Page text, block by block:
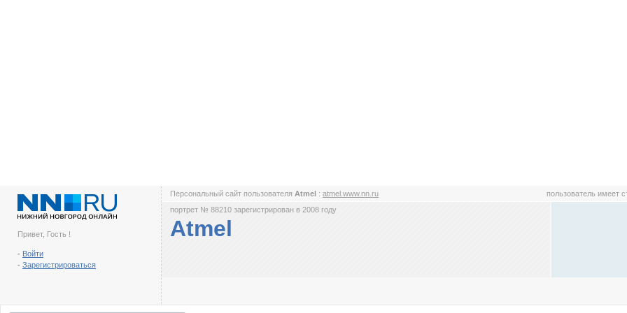
Привет, Гость !
- Войти
- Зарегистрироваться
Персональный сайт пользователя Atmel : atmel.www.nn.ru пользователь имеет
портрет № 88210 зарегистрирован в 2008 году
Atmel